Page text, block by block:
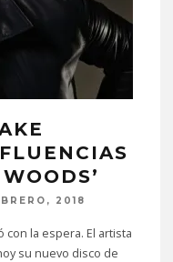
2018
con la espera. El artista
su nuevo disco de